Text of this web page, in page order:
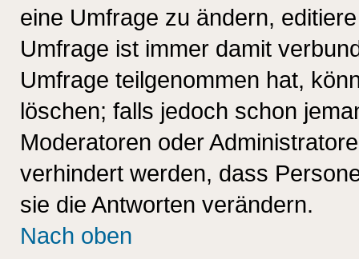
eine Umfrage zu ändern,
Umfrage ist immer damit
Umfrage teilgenommen hat,
löschen; falls jedoch schon
Moderatoren oder
verhindert werden, dass
sie die Antworten verändern.
Nach oben